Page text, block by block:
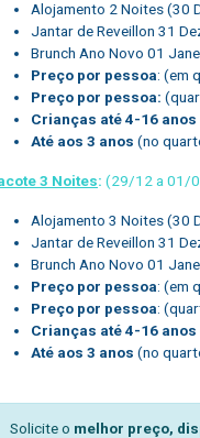
Alojamento 2 Noites (30
Jantar de Reveillon 31
Brunch Ano Novo 01
Preço por pessoa: (em
Preço por pessoa:
Crianças até 4-16 anos
Até aos 3 anos (no
3 Noites: (29/12 a 01/
Alojamento 3 Noites (30
Jantar de Reveillon 31
Brunch Ano Novo 01
Preço por pessoa: (em
Preço por pessoa:
Crianças até 4-16 anos
Até aos 3 anos (no
Solicite o melhor preço,